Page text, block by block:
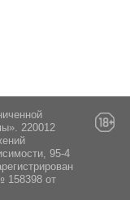
220012
95-4
158398 от